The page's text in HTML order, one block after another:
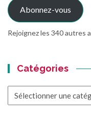
Abonnez-vous
Rejoignez les 340 autres
Catégories